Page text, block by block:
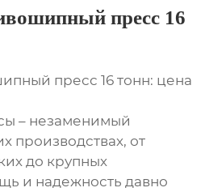
пресс 16
пресс 16 тонн: цена
– незаменимый
производствах, от
до крупных
и надежность давно